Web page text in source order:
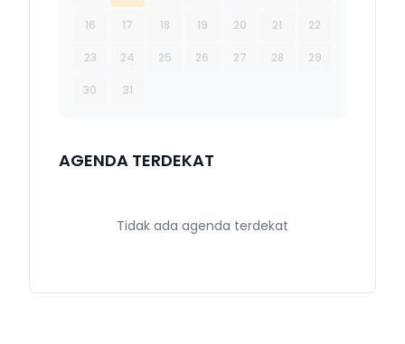
16 17 18 19 20 21 22
23 24 25 26 27 28 29
30 31
AGENDA TERDEKAT
Tidak ada agenda terdekat